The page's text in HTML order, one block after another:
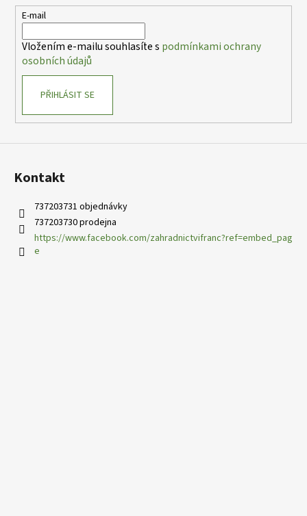
E-mail
Vložením e-mailu souhlasíte s podmínkami ochrany
osobních údajů
PŘIHLÁSIT SE
Kontakt
737203731 objednávky
737203730 prodejna
https://www.facebook.com/zahradnictvifranc?ref=embed_pag
e